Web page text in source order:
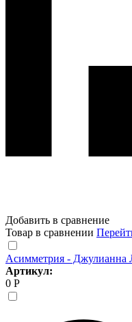
Добавить в сравнение
Товар в сравнении
Асимметрия - Джулианна
Артикул:
0 Р